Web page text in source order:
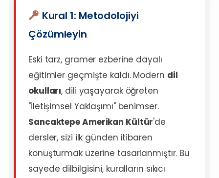
Kural 1: Metodolojiyi
Çözümleyin
Eski tarz, gramer ezberine dayalı
eğitimler geçmişte kaldı. Modern dil
okulları, dili yaşayarak öğreten
"İletişimsel Yaklaşımı" benimser.
Sancaktepe Amerikan Kültür'de
dersler, sizi ilk günden itibaren
konuşturmak üzerine tasarlanmıştır. Bu
sayede dilbilgisini, kuralların sıkıcı